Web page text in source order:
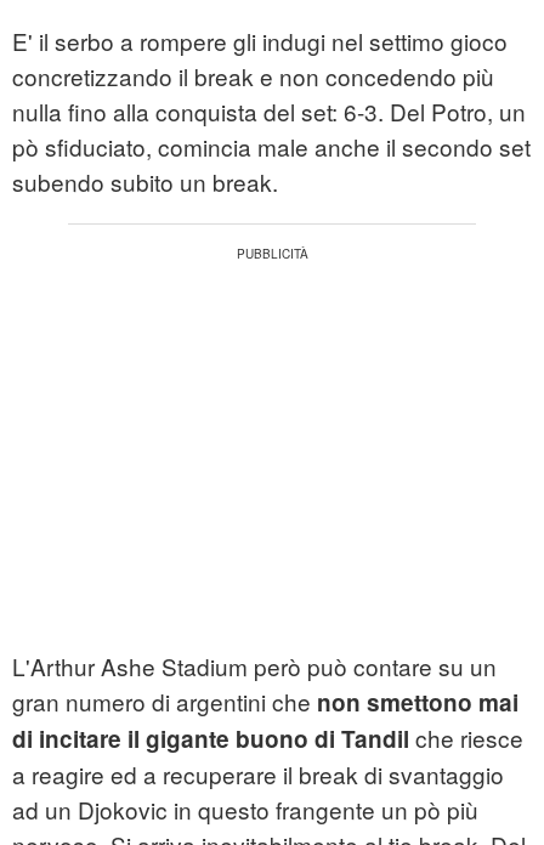
E' il serbo a rompere gli indugi nel settimo gioco
concretizzando il break e non concedendo più
nulla fino alla conquista del set: 6-3. Del Potro, un
pò sfiduciato, comincia male anche il secondo set
subendo subito un break.
L'Arthur Ashe Stadium però può contare su un
gran numero di argentini che non smettono mai
di incitare il gigante buono di Tandil che riesce
a reagire ed a recuperare il break di svantaggio
ad un Djokovic in questo frangente un pò più